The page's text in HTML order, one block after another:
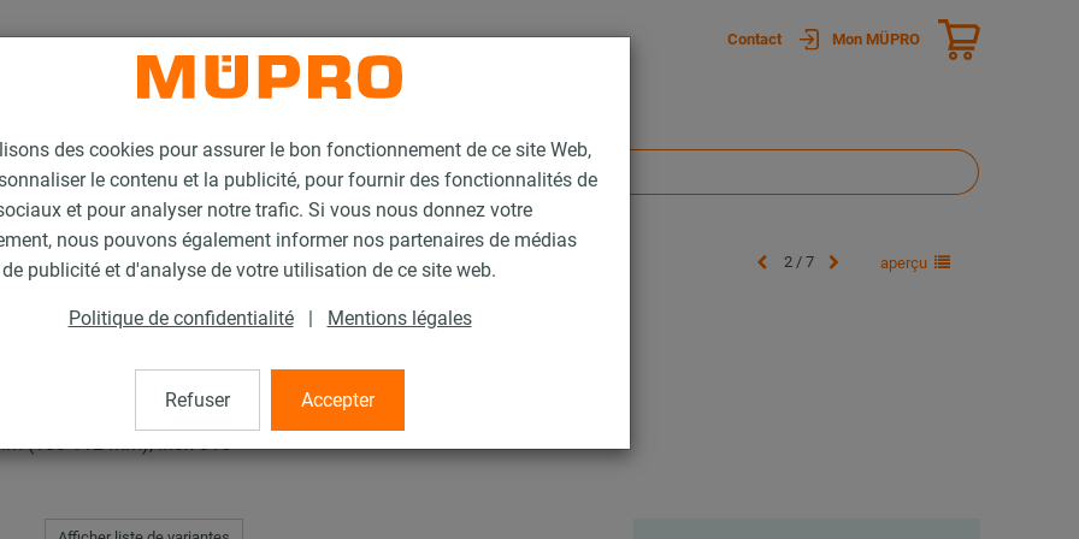
des cookies pour assurer le bon fonctionnement de ce site Web,
le contenu et la publicité, pour fournir des fonctionnalités de
et pour analyser notre trafic. Si vous nous donnez votre
nous pouvons également informer nos partenaires de médias
publicité et d'analyse de votre utilisation de ce site web.
Politique de confidentialité | Mentions légales
Refuser Accepter
Contact Mon MÜPRO
inox insonorisée Collier à vis 2 / 7 aperçu
(108-112 mm), Inox 316